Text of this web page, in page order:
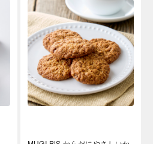
海外 Overseas shops
Indonesia
Singapore